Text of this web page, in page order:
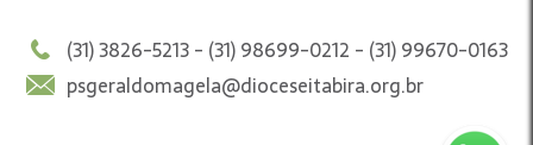
(31) 3826-5213 - (31) 98699-0212 - (31) 99670-0163
psgeraldomagela@dioceseitabira.org.br